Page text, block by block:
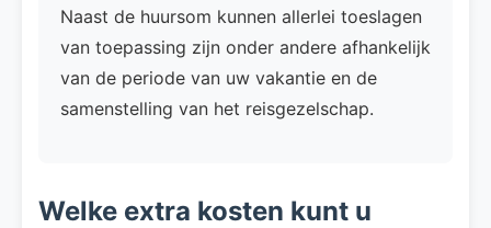
Naast de huursom kunnen allerlei toeslagen
van toepassing zijn onder andere afhankelijk
van de periode van uw vakantie en de
samenstelling van het reisgezelschap.
Welke extra kosten kunt u